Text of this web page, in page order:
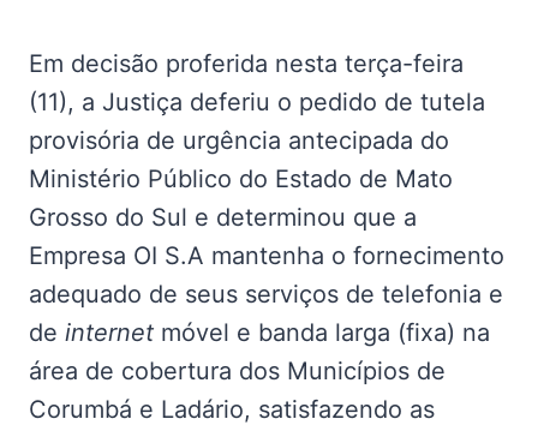
Em decisão proferida nesta terça-feira
(11), a Justiça deferiu o pedido de tutela
provisória de urgência antecipada do
Ministério Público do Estado de Mato
Grosso do Sul e determinou que a
Empresa OI S.A mantenha o fornecimento
adequado de seus serviços de telefonia e
de internet móvel e banda larga (fixa) na
área de cobertura dos Municípios de
Corumbá e Ladário, satisfazendo as